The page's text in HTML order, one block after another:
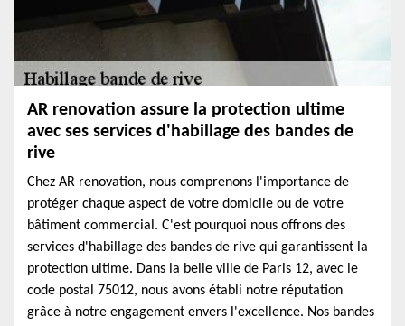
AR renovation assure la protection ultime
avec ses services d'habillage des bandes de
rive
Chez AR renovation, nous comprenons l'importance de
protéger chaque aspect de votre domicile ou de votre
bâtiment commercial. C'est pourquoi nous offrons des
services d'habillage des bandes de rive qui garantissent la
protection ultime. Dans la belle ville de Paris 12, avec le
code postal 75012, nous avons établi notre réputation
grâce à notre engagement envers l'excellence. Nos bandes